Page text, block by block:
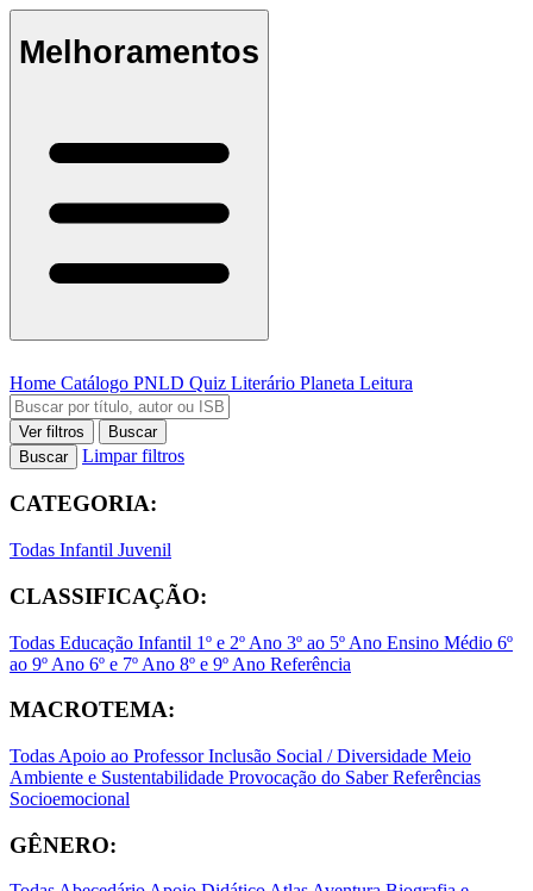
Melhoramentos
Home Catálogo PNLD Quiz Literário Planeta Leitura
Ver filtros
Buscar
Buscar
Limpar filtros
CATEGORIA:
Todas Infantil Juvenil
CLASSIFICAÇÃO:
Todas Educação Infantil 1º e 2º Ano 3º ao 5º Ano Ensino Médio 6º
ao 9º Ano 6º e 7º Ano 8º e 9º Ano Referência
MACROTEMA:
Todas Apoio ao ProfessorInclusão Social / Diversidade Meio
Ambiente e Sustentabilidade Provocação do SaberReferências
Socioemocional
GÊNERO: